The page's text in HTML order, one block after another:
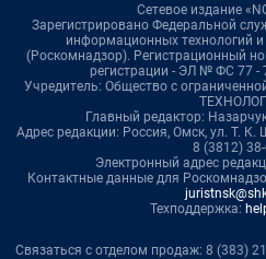
Сетевое издание
Зарегистрировано Федеральной
информационных технологий
(Роскомнадзор). Регистрационный
регистрации - ЭЛ № ФС 77 -
Учредитель: Общество с
Главный редактор:
Адрес редакции: Россия, Омск, ул. Т.
8 (3812)
Электронный адрес
Контактные данные для
Техподдержка:
Связаться с отделом продаж: 8 (383)